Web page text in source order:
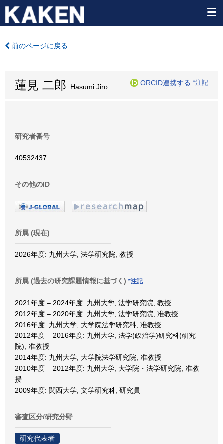
前のページに戻る
蓮見 二郎 Hasumi Jiro
ORCID連携する *注記
研究者番号
40532437
その他のID
所属 (現在)
2026年度: 九州大学, 法学研究院, 教授
所属 (過去の研究課題情報に基づく) *注記
2021年度 – 2024年度: 九州大学, 法学研究院, 教授
2012年度 – 2020年度: 九州大学, 法学研究院, 准教授
2016年度: 九州大学, 大学院法学研究科, 准教授
2012年度 – 2016年度: 九州大学, 法学(政治学)研究科(研究
院), 准教授
2014年度: 九州大学, 大学院法学研究院, 准教授
2010年度 – 2012年度: 九州大学, 大学院・法学研究院, 准教
授
2009年度: 関西大学, 文学研究科, 研究員
審査区分/研究分野
研究代表者